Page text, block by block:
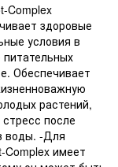
Complex
здоровые
условия в
Обеспечивает
растений,
после
воды. -Для
Complex имеет